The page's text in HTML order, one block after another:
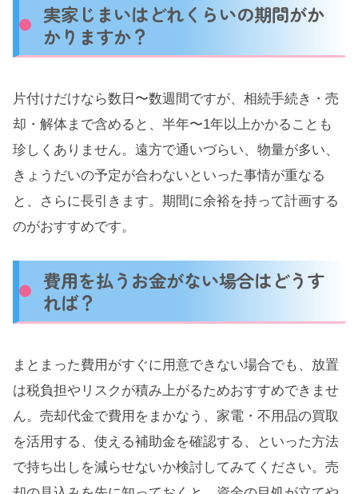
実家じまいはどれくらいの期間がか
かりますか？
片付けだけなら数日〜数週間ですが、相続手続き・売
却・解体まで含めると、半年〜1年以上かかることも
珍しくありません。遠方で通いづらい、物量が多い、
きょうだいの予定が合わないといった事情が重なる
と、さらに長引きます。期間に余裕を持って計画する
のがおすすめです。
費用を払うお金がない場合はどうす
れば？
まとまった費用がすぐに用意できない場合でも、放置
は税負担やリスクが積み上がるためおすすめできませ
ん。売却代金で費用をまかなう、家電・不用品の買取
を活用する、使える補助金を確認する、といった方法
で持ち出しを減らせないか検討してみてください。売